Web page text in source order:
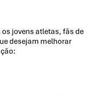
jovens atletas, fãs de
desejam melhorar